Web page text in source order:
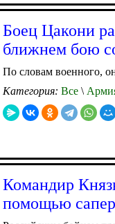
Боец Цакони
ближнем бою
По словам военного,
Категория: Все \
Командир
помощью